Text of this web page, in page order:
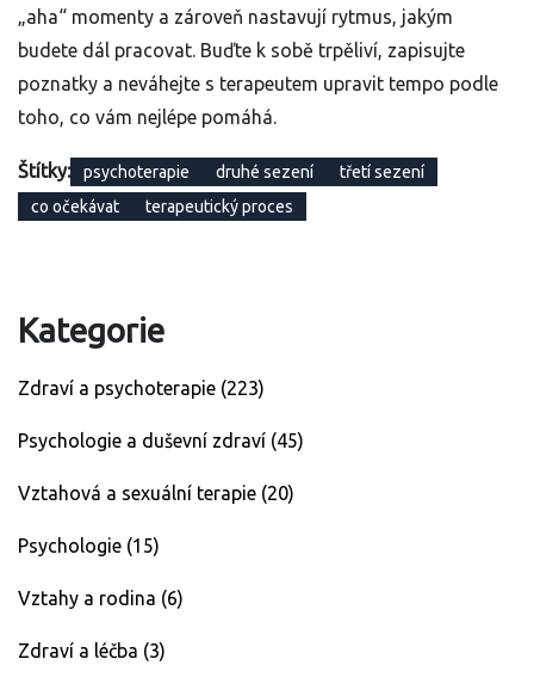
„aha“ momenty a zároveň nastavují rytmus, jakým
budete dál pracovat. Buďte k sobě trpěliví, zapisujte
poznatky a neváhejte s terapeutem upravit tempo podle
toho, co vám nejlépe pomáhá.
Štítky: psychoterapie druhé sezení
třetí sezení
co očekávat
terapeutický proces
Kategorie
Zdraví a psychoterapie (223)
Psychologie a duševní zdraví (45)
Vztahová a sexuální terapie (20)
Psychologie (15)
Vztahy a rodina (6)
Zdraví a léčba (3)